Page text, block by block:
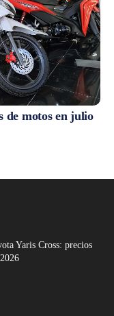
de motos en julio
Yaris Cross: precios